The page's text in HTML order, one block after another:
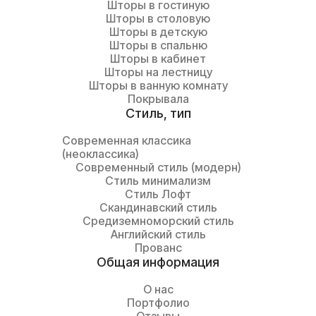
Шторы в гостиную
Шторы в столовую
Шторы в детскую
Шторы в спальню
Шторы в кабинет
Шторы на лестницу
Шторы в ванную комнату
Покрывала
Cтиль, тип
Современная классика
(неоклассика)
Современный стиль (модерн)
Стиль минимализм
Стиль Лофт
Скандинавский стиль
Средиземноморский стиль
Английский стиль
Прованс
Общая информация
О нас
Портфолио